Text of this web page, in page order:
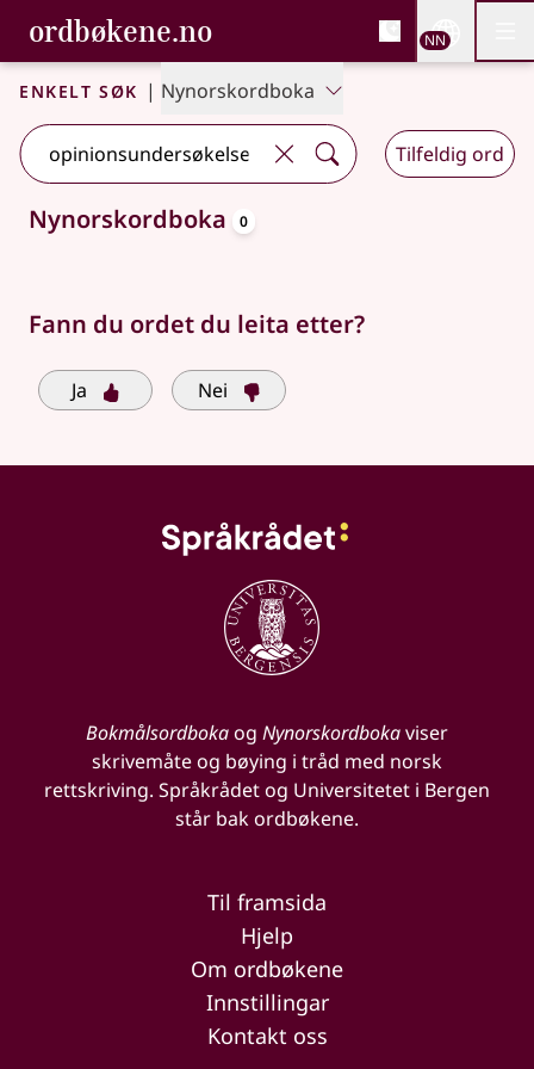
Gå til hovudinnhald
Tilgjenge
ordbøkene.no, Bokmålsordboka og
Bokmålsordboka og Nynorskordboka
NN
Enkelt søk | Nynorskordboka
Tilfeldig ord
Søkjeforslag tilgjengelege
Nynorskordboka 0
Fann du ordet du leita etter?
Ja Nei
Bokmålsordbokaog Nynorskordbokaviser
skrivemåte og bøying i tråd med norsk
rettskriving. Språkrådet og Universitetet i Bergen
står bak ordbøkene.
Til framsida
Hjelp
Om ordbøkene
Innstillingar
Kontakt oss